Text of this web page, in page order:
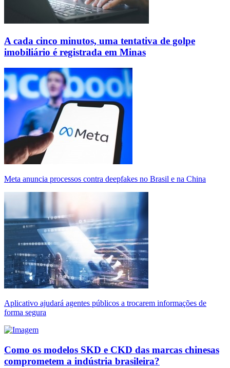
A cada cinco minutos, uma tentativa de golpe
imobiliário é registrada em Minas
Meta anuncia processos contra deepfakes no Brasil e na China
Aplicativo ajudará agentes públicos a trocarem informações de
forma segura
Como os modelos SKD e CKD das marcas chinesas
comprometem a indústria brasileira?